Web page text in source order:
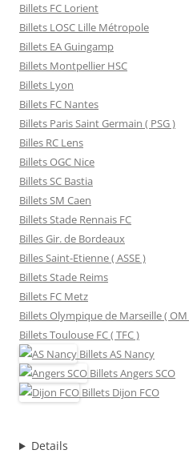
Billets FC Lorient
Billets LOSC Lille Métropole
Billets EA Guingamp
Billets Montpellier HSC
Billets Lyon
Billets FC Nantes
Billets Paris Saint Germain ( PSG )
Billes RC Lens
Billets OGC Nice
Billets SC Bastia
Billets SM Caen
Billets Stade Rennais FC
Billes Gir. de Bordeaux
Billes Saint-Etienne ( ASSE )
Billets Stade Reims
Billets FC Metz
Billets Olympique de Marseille ( OM
Billets Toulouse FC ( TFC )
BilletsAS Nancy
BilletsAngers SCO
Billets Dijon FCO
Details